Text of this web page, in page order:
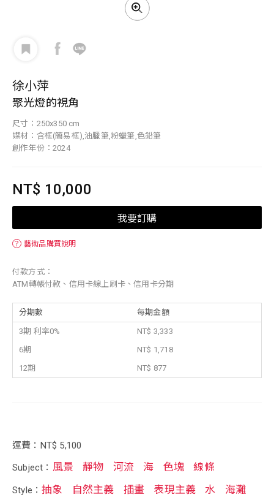
徐小萍
聚光燈的視角
尺寸：250x350 cm
媒材：含框(簡易框),油臘筆,粉蠟筆,色鉛筆
創作年份：2024
NT$ 10,000
我要訂購
？ 藝術品購買說明
付款方式：
ATM轉帳付款、信用卡線上刷卡、信用卡分期
分期數 每期金額
3期 利率0%
NT$ 3,333
6期
NT$ 1,718
12期
NT$ 877
運費：NT$ 5,100
Subject： 風景 靜物 河流 海 色塊 線條
Style：抽象 自然主義 插畫 表現主義 水 海灘